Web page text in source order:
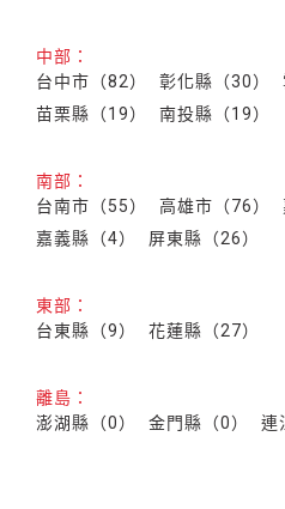
中部：
台中市（82） 彰化縣（30）
苗栗縣（19）
南投縣（19）
南部：
台南市（55） 高雄市（76）
嘉義縣（4）
屏東縣（26）
東部：
台東縣（9） 花蓮縣（27）
離島：
澎湖縣（0） 金門縣（0） 連